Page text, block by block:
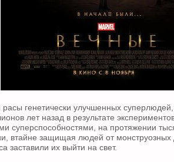
генетически улучшенных
лет назад в результате
суперспособностями, на протяжении
втайне защищая людей от
заставили их выйти на свет.